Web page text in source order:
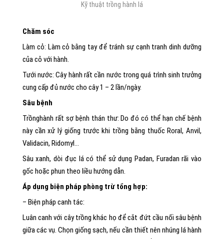
Kỹ thuật trồng hành lá
Chăm sóc
Làm cỏ: Làm cỏ bằng tay để tránh sự cạnh tranh dinh dưỡng
của cỏ với hành.
Tưới nước: Cây hành rất cần nước trong quá trình sinh trưởng
cung cấp đủ nước cho cây 1 – 2 lần/ngày.
Sâu bệnh
Trồnghành rất sợ bệnh thán thư: Do đó có thể hạn chế bệnh
này cần xử lý giống trước khi trồng bằng thuốc Roral, Anvil,
Validacin, Ridomyl…
Sâu xanh, dòi đục lá có thể sử dụng Padan, Furadan rãi vào
gốc hoặc phun theo liều hướng dẫn.
Áp dụng biện pháp phòng trừ tổng hợp:
– Biện pháp canh tác:
Luân canh với cây trồng khác họ để cắt đứt cầu nối sâu bệnh
giữa các vụ. Chọn giống sạch, nếu cần thiết nên nhúng lá hành